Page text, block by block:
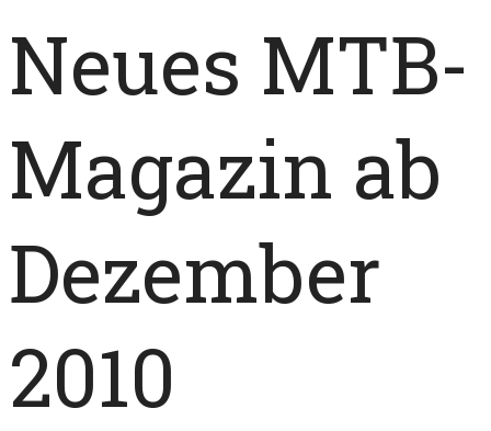
Neues MTB-
Magazin ab
Dezember
2010